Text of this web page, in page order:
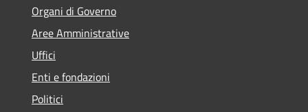
Organi di Governo
Aree Amministrative
Uffici
Enti e fondazioni
Politici